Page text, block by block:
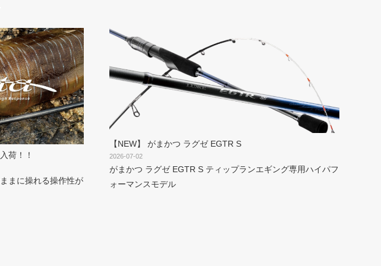
荷！！
まに操れる操作性が
【NEW】 がまかつ ラグゼ EGTR S
2026-07-02
がまかつ ラグゼ EGTR S ティップランエギング専用ハイパフ
ォーマンスモデル